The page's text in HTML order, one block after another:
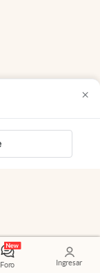
Foro Ingresar
×